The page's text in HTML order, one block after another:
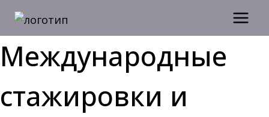
Международные
стажировки и